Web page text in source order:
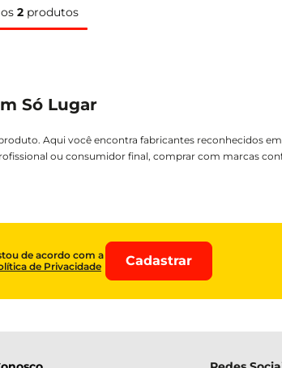
2produtos
Só Lugar
Aqui você encontra fabricantes reconhecidos
ou consumidor final, comprar com marcas
de acordo com a
de Privacidade
Cadastrar